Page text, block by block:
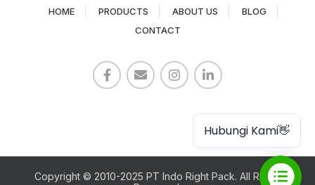
HOME PRODUCTS ABOUT US
BLOG
CONTACT
Copyright © 2010-2025 PT Indo Right Pack. All Rights
Hubungi Kami👋